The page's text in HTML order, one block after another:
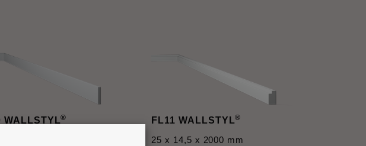
WALLSTYL® FL11 WALLSTYL®
25 x 14,5 x 2000 mm